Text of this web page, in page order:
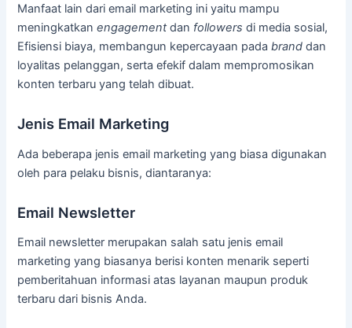
Manfaat lain dari email marketing ini yaitu mampu
meningkatkanengagementdan followersdi media sosial,
Efisiensi biaya, membangun kepercayaan padabrand dan
loyalitas pelanggan, serta efekif dalam mempromosikan
konten terbaru yang telah dibuat.
Jenis Email Marketing
Ada beberapa jenis email marketing yang biasa digunakan
oleh para pelaku bisnis, diantaranya:
Email Newsletter
Email newsletter merupakan salah satu jenis email
marketing yang biasanya berisi konten menarik seperti
pemberitahuan informasi atas layanan maupun produk
terbaru dari bisnis Anda.